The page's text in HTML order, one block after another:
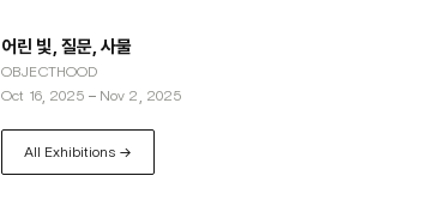
어린 빛, 질문, 사물
OBJECTHOOD
Oct 16, 2025 – Nov 2, 2025
All Exhibitions →